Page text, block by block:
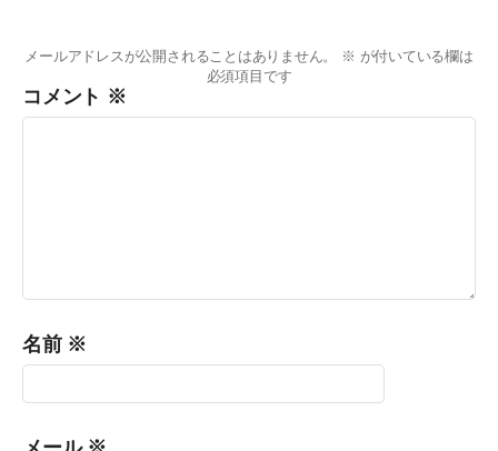
メールアドレスが公開されることはありません。 ※ が付いている欄は
必須項目です
コメント ※
名前 ※